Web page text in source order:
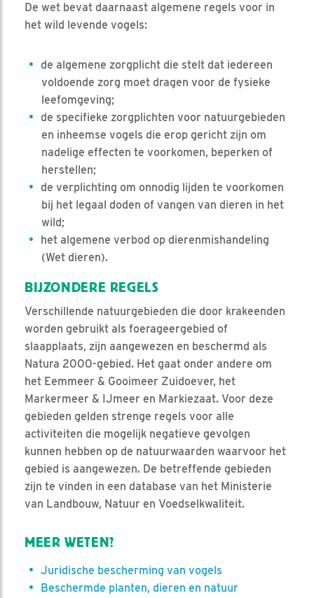
De wet bevat daarnaast algemene regels voor in
het wild levende vogels:
de algemene zorgplicht die stelt dat iedereen
voldoende zorg moet dragen voor de fysieke
leefomgeving;
de specifieke zorgplichten voor natuurgebieden
en inheemse vogels die erop gericht zijn om
nadelige effecten te voorkomen, beperken of
herstellen;
de verplichting om onnodig lijden te voorkomen
bij het legaal doden of vangen van dieren in het
wild;
het algemene verbod op dierenmishandeling
(Wet dieren).
BIJZONDERE REGELS
Verschillende natuurgebieden die door krakeenden
worden gebruikt als foerageergebied of
slaapplaats, zijn aangewezen en beschermd als
Natura 2000-gebied. Het gaat onder andere om
het Eemmeer & Gooimeer Zuidoever, het
Markermeer & IJmeer en Markiezaat. Voor deze
gebieden gelden strenge regels voor alle
activiteiten die mogelijk negatieve gevolgen
kunnen hebben op de natuurwaarden waarvoor het
gebied is aangewezen. De betreffende gebieden
zijn te vinden in een database van het Ministerie
van Landbouw, Natuur en Voedselkwaliteit.
MEER WETEN?
Juridische bescherming van vogels
Beschermde planten, dieren en natuur